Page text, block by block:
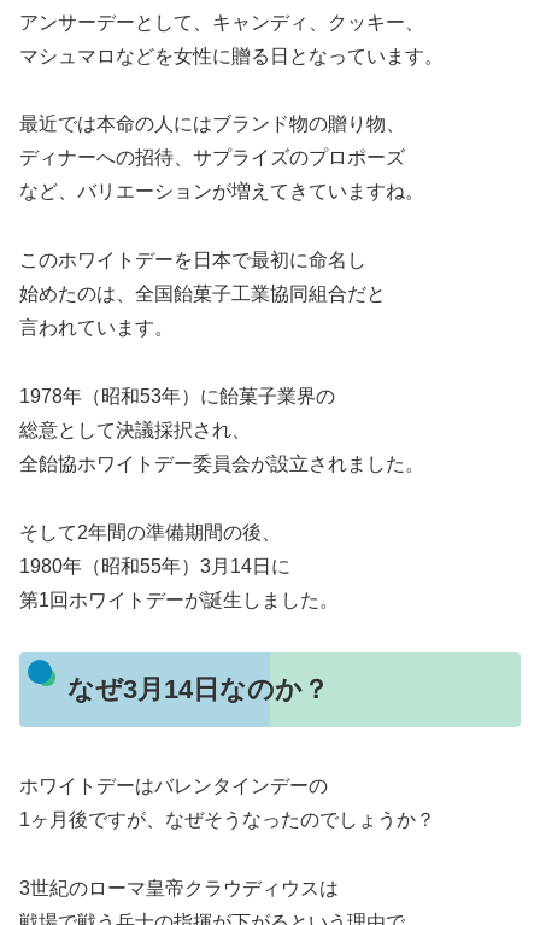
アンサーデーとして、キャンディ、クッキー、
マシュマロなどを女性に贈る日となっています。
最近では本命の人にはブランド物の贈り物、
ディナーへの招待、サプライズのプロポーズ
など、バリエーションが増えてきていますね。
このホワイトデーを日本で最初に命名し
始めたのは、全国飴菓子工業協同組合だと
言われています。
1978年（昭和53年）に飴菓子業界の
総意として決議採択され、
全飴協ホワイトデー委員会が設立されました。
そして2年間の準備期間の後、
1980年（昭和55年）3月14日に
第1回ホワイトデーが誕生しました。
なぜ3月14日なのか？
ホワイトデーはバレンタインデーの
1ヶ月後ですが、なぜそうなったのでしょうか？
3世紀のローマ皇帝クラウディウスは